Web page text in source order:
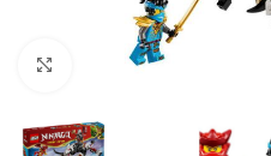
Click to enlarge